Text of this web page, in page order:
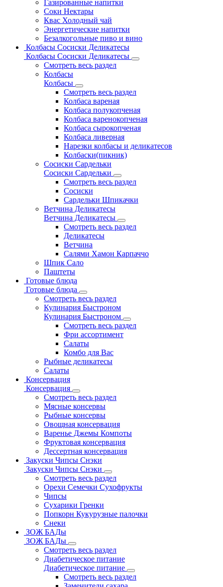
Газированные напитки
Соки Нектары
Квас Холодный чай
Энергетические напитки
Безалкогольные пиво и вино
Колбасы Сосиски Деликатесы
Колбасы Сосиски Деликатесы
Смотреть весь раздел
Колбасы
Колбасы
Смотреть весь раздел
Колбаса вареная
Колбаса полукопченая
Колбаса варенокопченая
Колбаса сырокопченая
Колбаса ливерная
Нарезки колбасы и деликатесов
Колбаски(пикник)
Сосиски Сардельки
Сосиски Сардельки
Смотреть весь раздел
Сосиски
Сардельки Шпикачки
Ветчина Деликатесы
Ветчина Деликатесы
Смотреть весь раздел
Деликатесы
Ветчина
Салями Хамон Карпаччо
Шпик Сало
Паштеты
Готовые блюда
Готовые блюда
Смотреть весь раздел
Кулинария Быстроном
Кулинария Быстроном
Смотреть весь раздел
Фри ассортимент
Салаты
Комбо для Вас
Рыбные деликатесы
Салаты
Консервация
Консервация
Смотреть весь раздел
Мясные консервы
Рыбные консервы
Овощная консервация
Варенье Джемы Компоты
Фруктовая консервация
Дессертная консервация
Закуски Чипсы Снэки
Закуски Чипсы Снэки
Смотреть весь раздел
Орехи Семечки Сухофрукты
Чипсы
Сухарики Гренки
Попкорн Кукурузные палочки
Снеки
ЗОЖ БАДы
ЗОЖ БАДы
Смотреть весь раздел
Диабетическое питание
Диабетическое питание
Смотреть весь раздел